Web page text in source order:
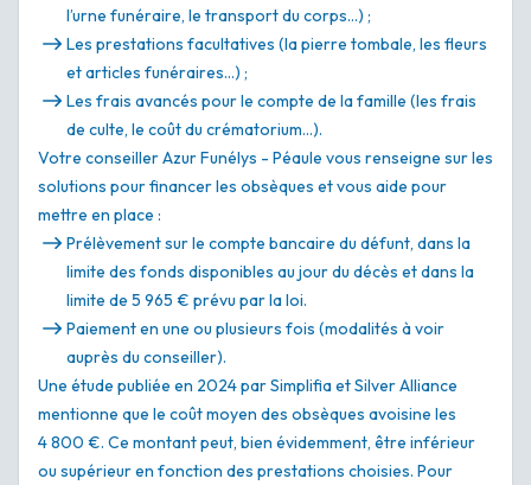
l’urne funéraire, le transport du corps…) ;
Les prestations facultatives (la pierre tombale, les fleurs
et articles funéraires…) ;
Les frais avancés pour le compte de la famille (les frais
de culte, le coût du crématorium…).
Votre conseiller Azur Funélys - Péaule vous renseigne sur les
solutions pour financer les obsèques et vous aide pour
mettre en place :
Prélèvement sur le compte bancaire du défunt, dans la
limite des fonds disponibles au jour du décès et dans la
limite de 5 965 € prévu par la loi.
Paiement en une ou plusieurs fois (modalités à voir
auprès du conseiller).
Une étude publiée en 2024 par Simplifia et Silver Alliance
mentionne que le coût moyen des obsèques avoisine les
4 800 €. Ce montant peut, bien évidemment, être inférieur
ou supérieur en fonction des prestations choisies. Pour